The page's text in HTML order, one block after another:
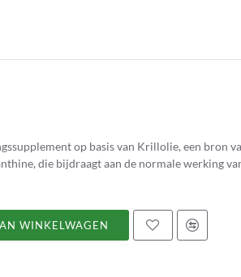
op basis van Krillolie, een bron
die bijdraagt aan de normale werking
WINKELWAGEN